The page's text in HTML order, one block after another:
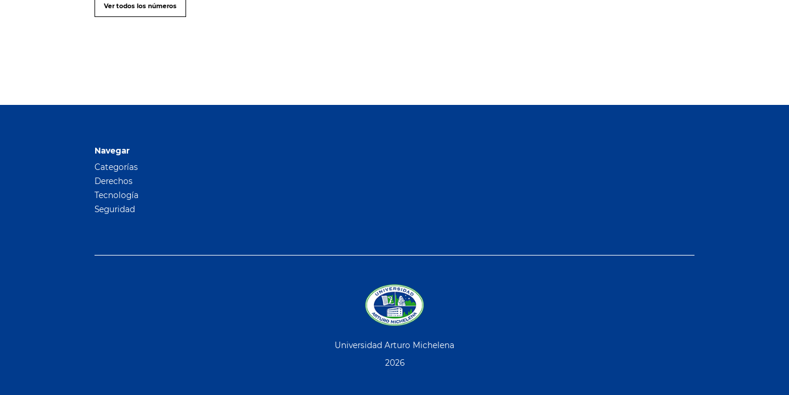
Ver todos los números
Navegar
Categorías
Derechos
Tecnología
Seguridad
Universidad Arturo Michelena
2026